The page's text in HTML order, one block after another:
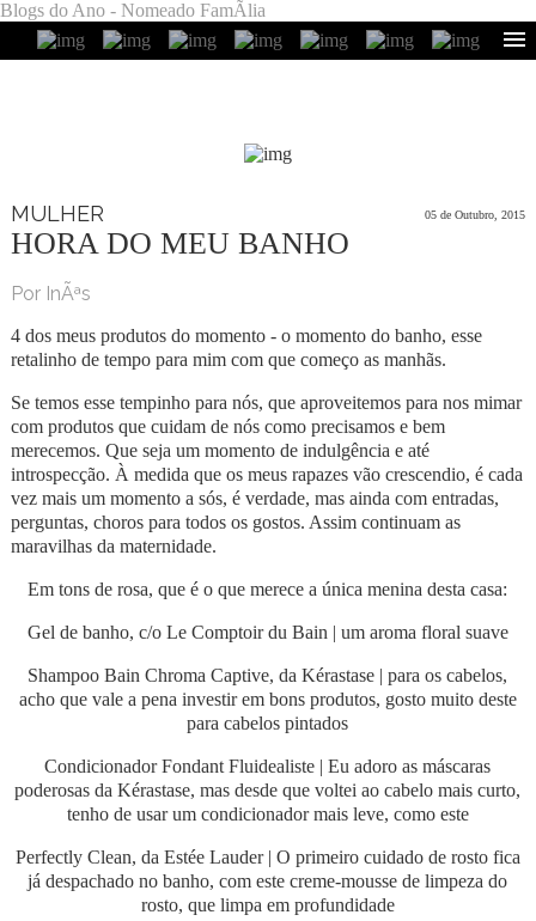
Blogs do Ano - Nomeado FamÃ­lia
MULHER 05 de Outubro, 2015
HORA DO MEU BANHO
Por InÃªs
4 dos meus produtos do momento - o momento do banho, esse
retalinho de tempo para mim com que começo as manhãs.
Se temos esse tempinho para nós, que aproveitemos para nos mimar
com produtos que cuidam de nós como precisamos e bem
merecemos. Que seja um momento de indulgência e até
introspecção. À medida que os meus rapazes vão crescendio, é cada
vez mais um momento a sós, é verdade, mas ainda com entradas,
perguntas, choros para todos os gostos. Assim continuam as
maravilhas da maternidade.
Em tons de rosa, que é o que merece a única menina desta casa:
Gel de banho, c/o Le Comptoir du Bain | um aroma floral suave
Shampoo Bain Chroma Captive, da Kérastase | para os cabelos,
acho que vale a pena investir em bons produtos, gosto muito deste
para cabelos pintados
Condicionador Fondant Fluidealiste | Eu adoro as máscaras
poderosas da Kérastase, mas desde que voltei ao cabelo mais curto,
tenho de usar um condicionador mais leve, como este
Perfectly Clean, da Estée Lauder | O primeiro cuidado de rosto fica
já despachado no banho, com este creme-mousse de limpeza do
rosto, que limpa em profundidade